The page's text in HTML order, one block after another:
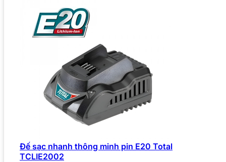
Đế sạc nhanh thông minh pin E20 Total
TCLIE2002